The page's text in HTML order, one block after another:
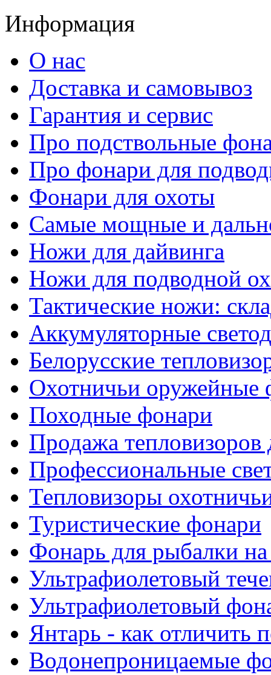
Информация
О нас
Доставка и самовывоз
Гарантия и сервис
Про подствольные
Про фонари для
Фонари для охоты
Самые мощные и
Ножи для дайвинга
Ножи для подводной
Тактические ножи:
Аккумуляторные
Белорусские
Охотничьи оружейные
Походные фонари
Продажа тепловизоров
Профессиональные
Тепловизоры
Туристические фонари
Фонарь для рыбалки на
Ультрафиолетовый
Ультрафиолетовый
Янтарь - как отличить
Водонепроницаемые